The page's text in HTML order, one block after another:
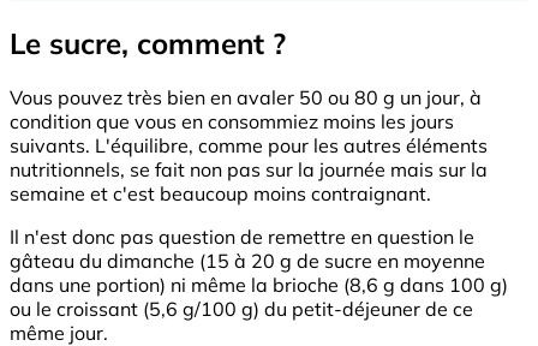
Le sucre, comment ?
Vous pouvez très bien en avaler 50 ou 80 g un jour, à
condition que vous en consommiez moins les jours
suivants. L'équilibre, comme pour les autres éléments
nutritionnels, se fait non pas sur la journée mais sur la
semaine et c'est beaucoup moins contraignant.
Il n'est donc pas question de remettre en question le
gâteau du dimanche (15 à 20 g de sucre en moyenne
dans une portion) ni même la brioche (8,6 g dans 100 g)
ou le croissant (5,6 g/100 g) du petit-déjeuner de ce
même jour.